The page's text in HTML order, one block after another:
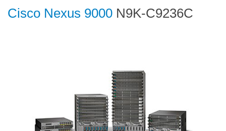
Cisco Nexus 9000 N9K-C9236C